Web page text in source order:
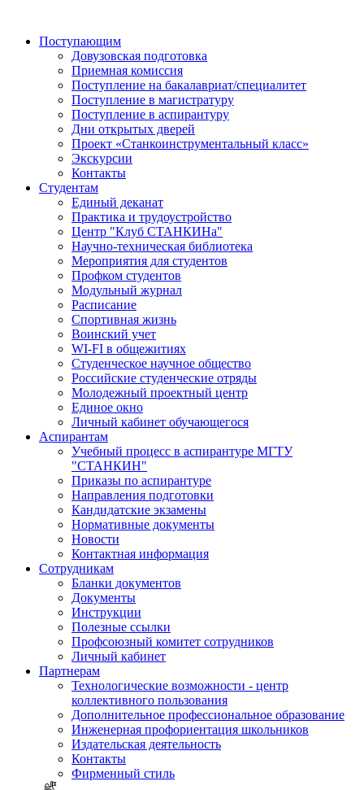
Поступающим
Довузовская подготовка
Приемная комиссия
Поступление на бакалавриат/специалитет
Поступление в магистратуру
Поступление в аспирантуру
Дни открытых дверей
Проект «Станкоинструментальный класс»
Экскурсии
Контакты
Студентам
Единый деканат
Практика и трудоустройство
Центр "Клуб СТАНКИНа"
Научно-техническая библиотека
Мероприятия для студентов
Профком студентов
Модульный журнал
Расписание
Спортивная жизнь
Воинский учет
WI-FI в общежитиях
Студенческое научное общество
Российские студенческие отряды
Молодежный проектный центр
Единое окно
Личный кабинет обучающегося
Аспирантам
Учебный процесс в аспирантуре МГТУ
"СТАНКИН"
Приказы по аспирантуре
Направления подготовки
Кандидатские экзамены
Нормативные документы
Новости
Контактная информация
Сотрудникам
Бланки документов
Документы
Инструкции
Полезные ссылки
Профсоюзный комитет сотрудников
Личный кабинет
Партнерам
Технологические возможности - центр
коллективного пользования
Дополнительное профессиональное образование
Инженерная профориентация школьников
Издательская деятельность
Контакты
Фирменный стиль